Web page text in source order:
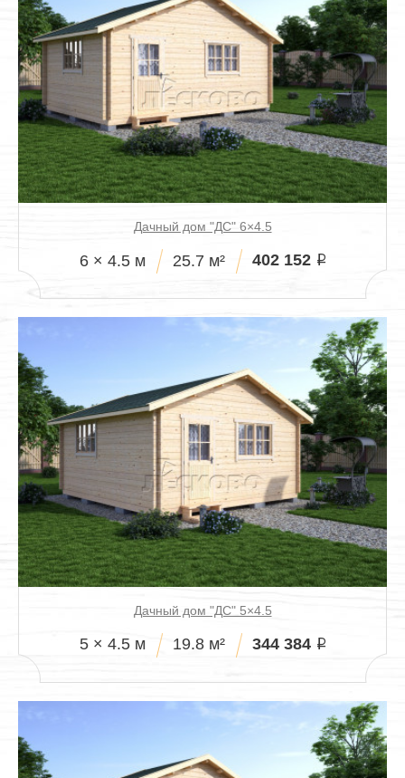
Дачный дом "ДС" 6×4.5
6 × 4.5 м 25.7 м² 402 152 i
Дачный дом "ДС" 5×4.5
5 × 4.5 м 19.8 м² 344 384 i